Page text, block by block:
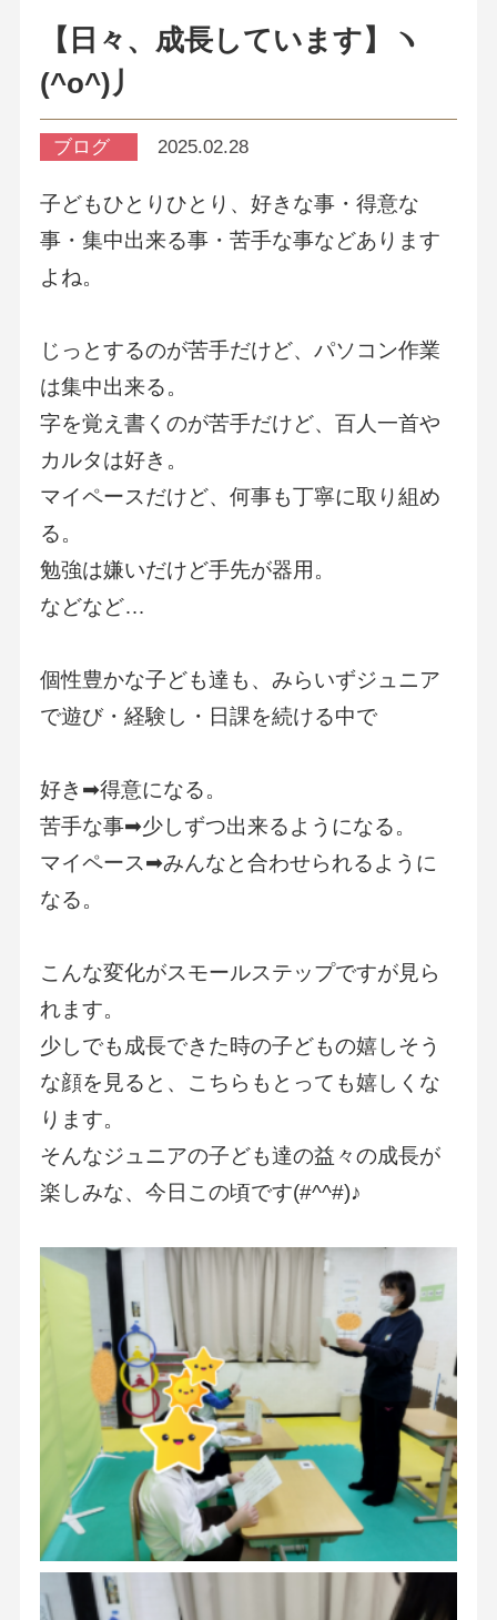
【日々、成長しています】ヽ
(^o^)丿
ブログ 2025.02.28
子どもひとりひとり、好きな事・得意な
事・集中出来る事・苦手な事などあります
よね。
じっとするのが苦手だけど、パソコン作業
は集中出来る。
字を覚え書くのが苦手だけど、百人一首や
カルタは好き。
マイペースだけど、何事も丁寧に取り組め
る。
勉強は嫌いだけど手先が器用。
などなど…
個性豊かな子ども達も、みらいずジュニア
で遊び・経験し・日課を続ける中で
好き➡得意になる。
苦手な事➡少しずつ出来るようになる。
マイペース➡みんなと合わせられるように
なる。
こんな変化がスモールステップですが見ら
れます。
少しでも成長できた時の子どもの嬉しそう
な顔を見ると、こちらもとっても嬉しくな
ります。
そんなジュニアの子ども達の益々の成長が
楽しみな、今日この頃です(#^^#)♪